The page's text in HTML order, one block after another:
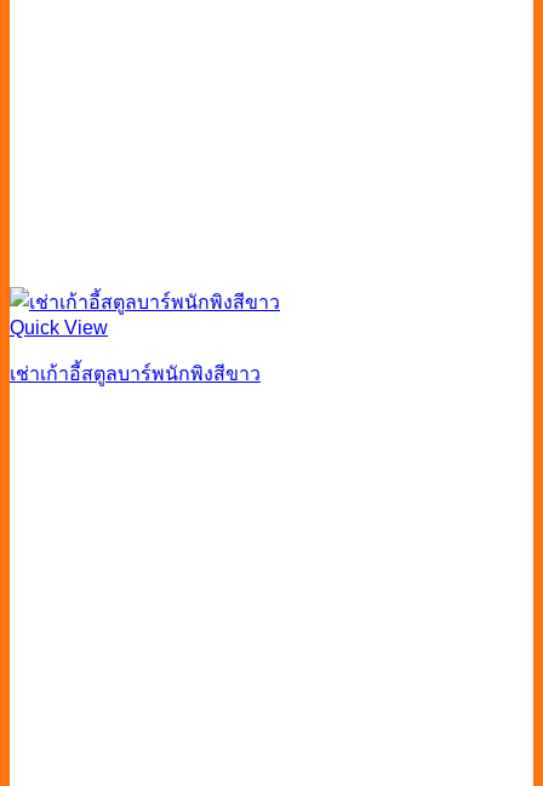
Quick View
เช่าเก้าอี้สตูลบาร์พนักพิงสีขาว